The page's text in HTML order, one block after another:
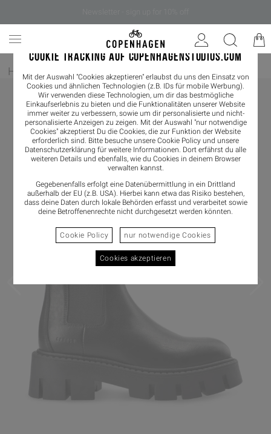
COOKIE TRACKING AUF COPENHAGENSTUDIOS.COM
Mit der Auswahl "Cookies akzeptieren" erlaubst du uns den Einsatz von
Cookies und ähnlichen Technologien (z.B. IDs für mobile Werbung).
Wir verwenden diese Technologien, um dir das bestmögliche
Einkaufserlebnis zu bieten und die Funktionalitäten unserer Website
immer weiter zu verbessern, sowie um dir personalisierte und nicht-
personalisierte Anzeigen zu zeigen. Mit der Auswahl "nur notwendige
Cookies" akzeptierst Du die Cookies, die zur Funktion der Website
erforderlich sind. Bitte besuche unsere Cookie Policy und unsere
Datenschutzerklärung für weitere Informationen. Dort erfährst du alle
weiteren Details und ebenfalls, wie du Cookies in deinem Browser
verwalten kannst.
Gegebenenfalls erfolgt eine Datenübermittlung in ein Drittland
außerhalb der EU (z.B. USA). Hierbei kann etwa das Risiko bestehen,
dass deine Daten durch lokale Behörden erfasst und verarbeitet sowie
deine Betroffenenrechte nicht durchgesetzt werden könnten.
Cookie Policy nur notwendige Cookies
Cookies akzeptieren
Home / Damen/ Boots Chelseaboot